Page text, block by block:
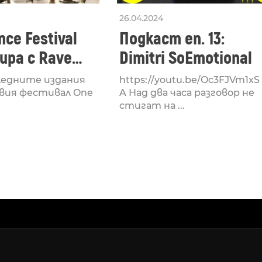
Festival
с Rave
на
издания
фестивал One
26.04.2024
Подкаст еп. 13:
Dimitri SoEmotional
https://youtu.be/Oc3FJVm1xS
A Над два часа разговор не
стигат на ...